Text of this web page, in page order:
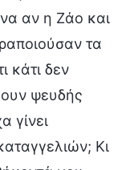
αν η Ζάο και
τα
κάτι δεν
ψευδής
γίνει
Κι